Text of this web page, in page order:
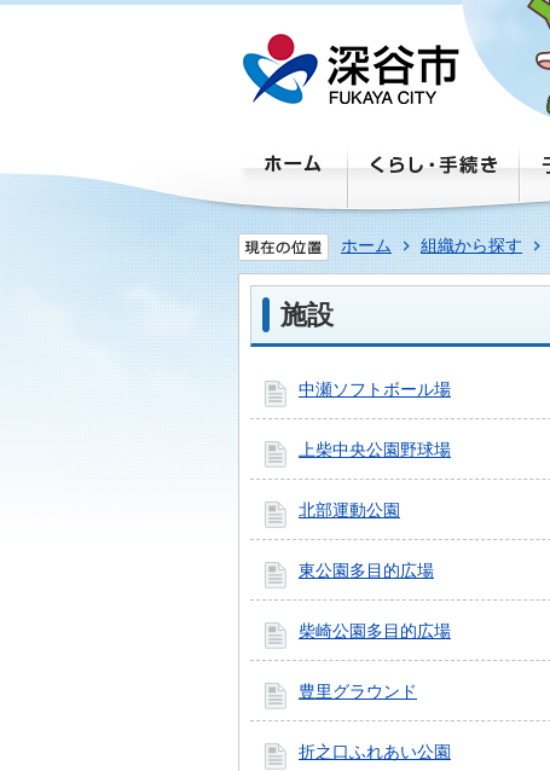
ホーム 組織から探す
施設
中瀬ソフトボール場
上柴中央公園野球場
北部運動公園
東公園多目的広場
柴崎公園多目的広場
豊里グラウンド
折之口ふれあい公園